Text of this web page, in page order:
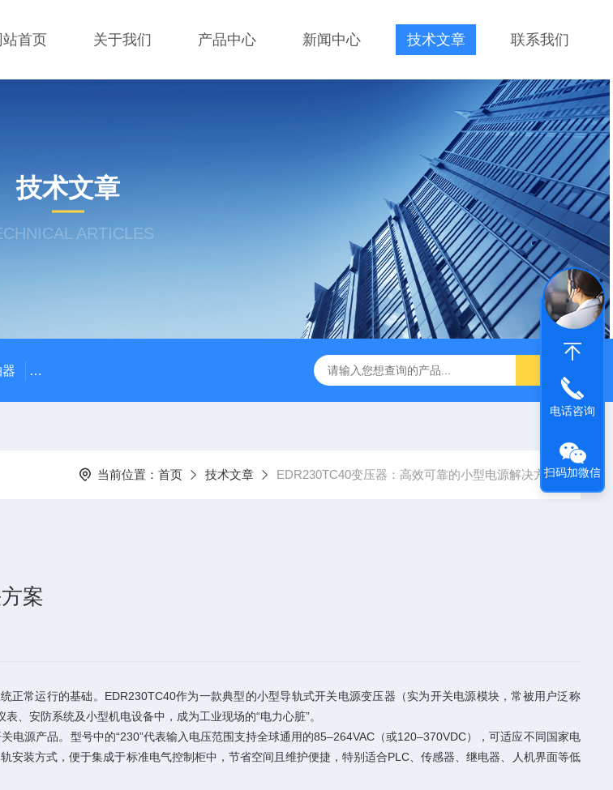
站首页 关于我们 产品中心 新闻中心 技术文章 联系我们
技术文章
ARTICLES
0184-45703-3-003原装劲价供Vogel TYP:MPS 1 ID:281875 A-NR:417291
当前位置： 首页 技术文章 EDR230TC40变压器：高效可靠的小型电源解决方案
案
常运行的基础。EDR230TC40作为一款典型的小型导轨式开关电源变压器（实为开关电源模块，常被用户泛称
、安防系统及小型机电设备中，成为工业现场的“电力心脏”。
源产品。型号中的“230”代表输入电压范围支持全球通用的85–264VAC（或120–370VDC），可适应不同国家电
安装方式，便于集成于标准电气控制柜中，节省空间且维护便捷，特别适合PLC、传感器、继电器、人机界面等低
电话咨询
扫码加微信